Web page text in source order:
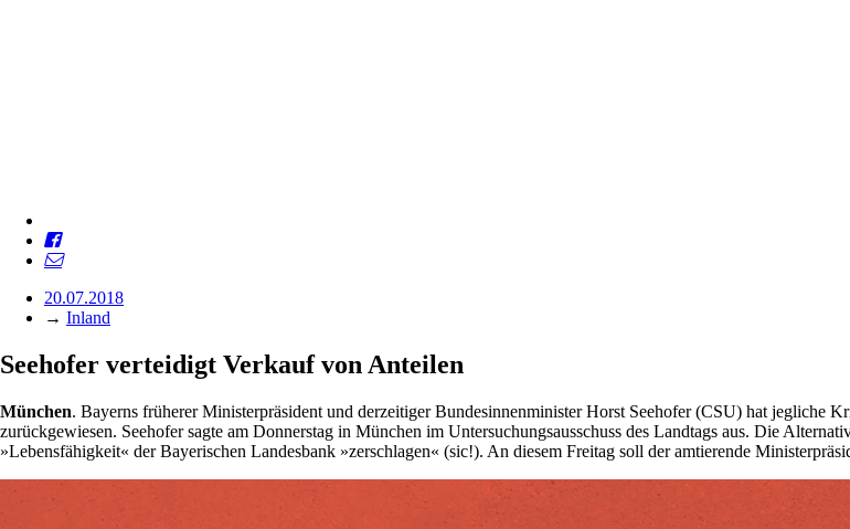
20.07.2018
→ Inland
Seehofer verteidigt ­Verkauf von Anteilen
München. Bayerns früherer Ministerpräsident und derzeitiger Bundesinnenminister Horst Seehofer (CSU) hat jegliche
zurückgewiesen. Seehofer sagte am Donnerstag in München im Untersuchungsausschuss des Landtags aus. Die
»Lebensfähigkeit« der Bayerischen Landesbank »zerschlagen« (sic!). An diesem Freitag soll der amtierende